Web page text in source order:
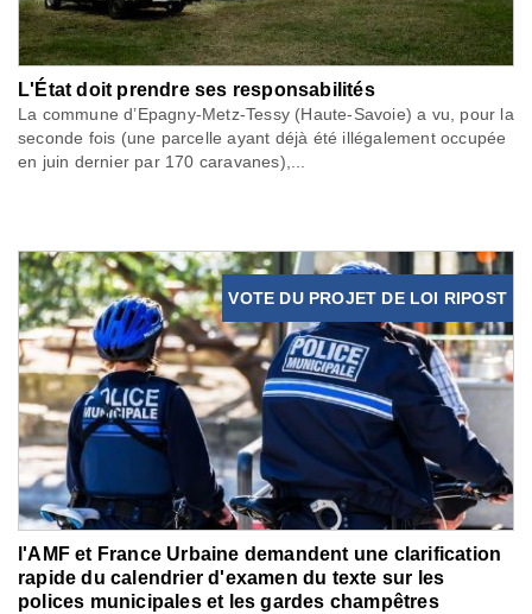
L'État doit prendre ses responsabilités
La commune d’Epagny-Metz-Tessy (Haute-Savoie) a vu, pour la
seconde fois (une parcelle ayant déjà été illégalement occupée
en juin dernier par 170 caravanes),...
VOTE DU PROJET DE LOI RIPOST
l'AMF et France Urbaine demandent une clarification
rapide du calendrier d'examen du texte sur les
polices municipales et les gardes champêtres